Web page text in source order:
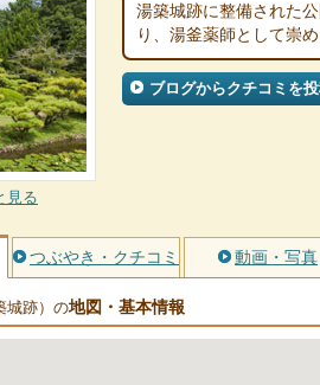
見る
湯築城跡に整備された
り、湯釜薬師として崇
ブログからクチコミを
つぶやき・クチコミ 動画・写真
城跡）の地図・基本情報